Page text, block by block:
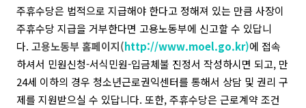
주휴수당은 법적으로 지급해야 한다고 정해져 있는 만큼 사장이
주휴수당 지급을 거부한다면 고용노동부에 신고할 수 있답니
다. 고용노동부 홈페이지(http://www.moel.go.kr)에 접속
하셔서 민원신청-서식민원-입금체불 진정서 작성하시면 되고, 만
24세 이하의 경우 청소년근로권익센터를 통해서 상담 및 권리 구
제를 지원받으실 수 있답니다. 또한,주휴수당은 근로계약 조건